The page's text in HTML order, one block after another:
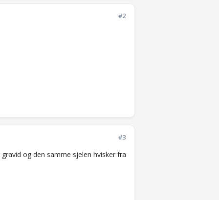
#2
#3
og den samme sjelen hvisker fra